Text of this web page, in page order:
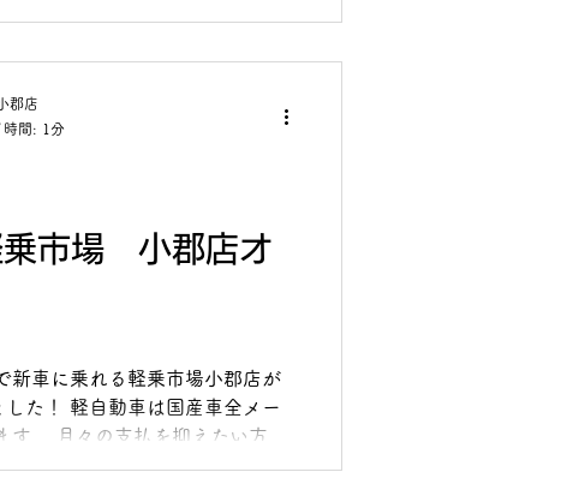
市場 小郡店オ
新車に乗れる軽乗市場小郡店が
た！ 軽自動車は国産車全メー
す。 月々の支払を抑えたい方、
郡店
時間: 1分